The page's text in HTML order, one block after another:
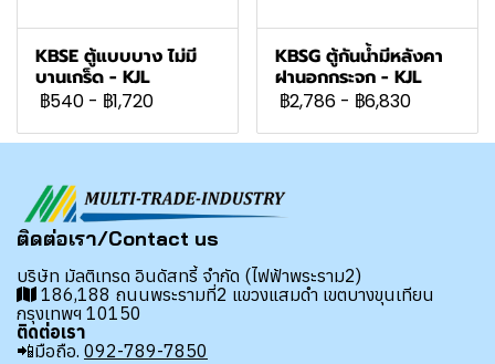
KBSE ตู้แบบบาง ไม่มี
บานเกร็ด - KJL
฿540 - ฿1,720
KBSG ตู้กันน้ำมีหลังคา
ฝานอกกระจก - KJL
฿2,786 - ฿6,830
ติดต่อเรา/Contact us
บริษัท มัลติเทรด อินดัสทรี้ จำกัด (ไฟฟ้าพระราม2)
186,188 ถนนพระรามที่2 แขวงแสมดำ เขตบางขุนเทียน
กรุงเทพฯ 10150
ติดต่อเรา
📲มือถือ. 092-789-7850